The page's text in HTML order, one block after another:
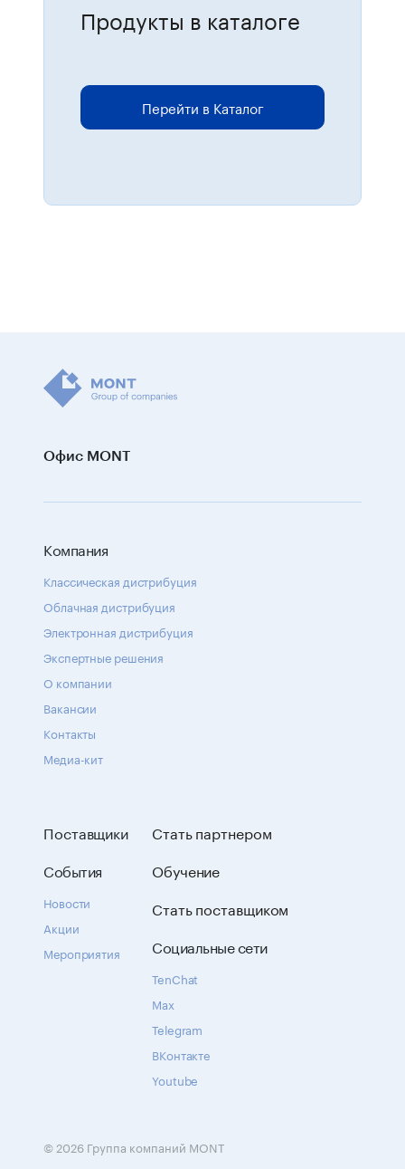
Продукты в каталоге
Для размещения онлайн-заказов
Перейти в Каталог
Офис MONT
Компания
Классическая дистрибуция
Облачная дистрибуция
Электронная дистрибуция
Экспертные решения
О компании
Вакансии
Контакты
Медиа-кит
Поставщики
События
Новости
Акции
Мероприятия
Стать партнером
Обучение
Стать поставщиком
Социальные сети
TenChat
Max
Telegram
ВКонтакте
Youtube
© 2026 Группа компаний MONT